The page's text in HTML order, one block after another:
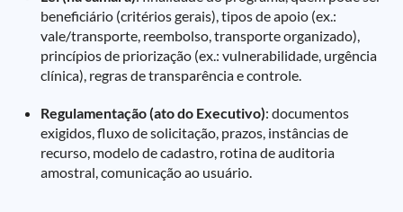
beneficiário (critérios gerais), tipos de apoio (ex.:
vale/transporte, reembolso, transporte organizado),
princípios de priorização (ex.: vulnerabilidade, urgência
clínica), regras de transparência e controle.
Regulamentação (ato do Executivo): documentos
exigidos, fluxo de solicitação, prazos, instâncias de
recurso, modelo de cadastro, rotina de auditoria
amostral, comunicação ao usuário.